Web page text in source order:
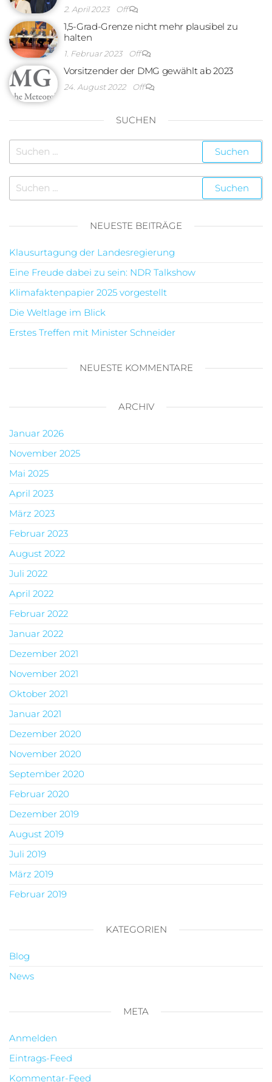
2. April 2023 Off
1,5-Grad-Grenze nicht mehr plausibel zu
halten
1. Februar 2023 Off
Vorsitzender der DMG gewählt ab 2023
24. August 2022 Off
SUCHEN
NEUESTE BEITRÄGE
Klausurtagung der Landesregierung
Eine Freude dabei zu sein: NDR Talkshow
Klimafaktenpapier 2025 vorgestellt
Die Weltlage im Blick
Erstes Treffen mit Minister Schneider
NEUESTE KOMMENTARE
ARCHIV
Januar 2026
November 2025
Mai 2025
April 2023
März 2023
Februar 2023
August 2022
Juli 2022
April 2022
Februar 2022
Januar 2022
Dezember 2021
November 2021
Oktober 2021
Januar 2021
Dezember 2020
November 2020
September 2020
Februar 2020
Dezember 2019
August 2019
Juli 2019
März 2019
Februar 2019
KATEGORIEN
Blog
News
META
Anmelden
Eintrags-Feed
Kommentar-Feed